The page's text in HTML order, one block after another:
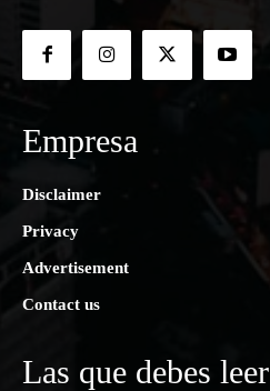
Empresa
Disclaimer
Privacy
Advertisement
Contact us
Las que debes leer